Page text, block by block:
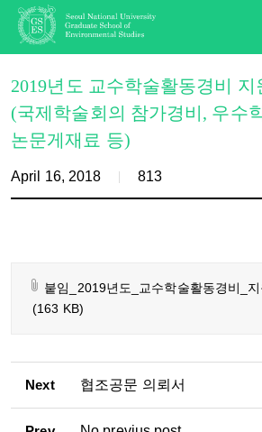
2019년도 교수학술활동경비 지
(국제학술회의 참가경비, 우수
논문게재료 등)
April 16, 2018 813
붙임_2019년도_교수학술활동경비_
(163 KB)
Next 협조공문 의뢰서